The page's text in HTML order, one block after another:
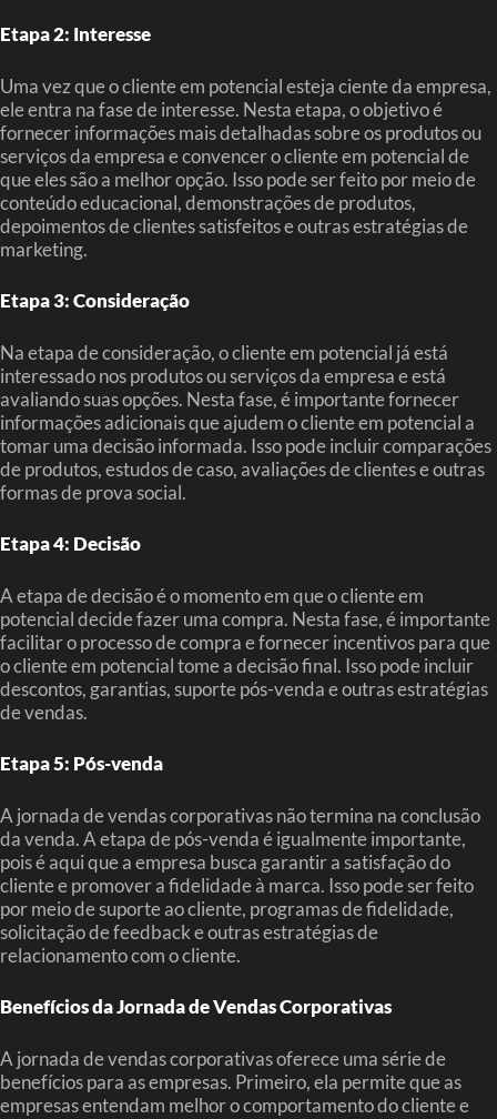
Etapa 2: Interesse
Uma vez que o cliente em potencial esteja ciente da empresa,
ele entra na fase de interesse. Nesta etapa, o objetivo é
fornecer informações mais detalhadas sobre os produtos ou
serviços da empresa e convencer o cliente em potencial de
que eles são a melhor opção. Isso pode ser feito por meio de
conteúdo educacional, demonstrações de produtos,
depoimentos de clientes satisfeitos e outras estratégias de
marketing.
Etapa 3: Consideração
Na etapa de consideração, o cliente em potencial já está
interessado nos produtos ou serviços da empresa e está
avaliando suas opções. Nesta fase, é importante fornecer
informações adicionais que ajudem o cliente em potencial a
tomar uma decisão informada. Isso pode incluir comparações
de produtos, estudos de caso, avaliações de clientes e outras
formas de prova social.
Etapa 4: Decisão
A etapa de decisão é o momento em que o cliente em
potencial decide fazer uma compra. Nesta fase, é importante
facilitar o processo de compra e fornecer incentivos para que
o cliente em potencial tome a decisão final. Isso pode incluir
descontos, garantias, suporte pós-venda e outras estratégias
de vendas.
Etapa 5: Pós-venda
A jornada de vendas corporativas não termina na conclusão
da venda. A etapa de pós-venda é igualmente importante,
pois é aqui que a empresa busca garantir a satisfação do
cliente e promover a fidelidade à marca. Isso pode ser feito
por meio de suporte ao cliente, programas de fidelidade,
solicitação de feedback e outras estratégias de
relacionamento com o cliente.
Benefícios da Jornada de Vendas Corporativas
A jornada de vendas corporativas oferece uma série de
benefícios para as empresas. Primeiro, ela permite que as
empresas entendam melhor o comportamento do cliente e